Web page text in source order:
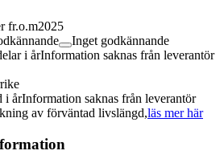
fr.o.m2025
Inget godkännande
i årInformation saknas från leverantör
i årInformation saknas från leverantör
av förväntad livslängd,läs mer här